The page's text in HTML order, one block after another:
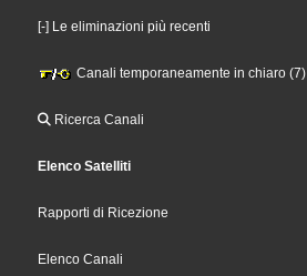
[-] Le eliminazioni più recenti
Canali temporaneamente in chiaro (7)
Ricerca Canali
Elenco Satelliti
Rapporti di Ricezione
Elenco Canali